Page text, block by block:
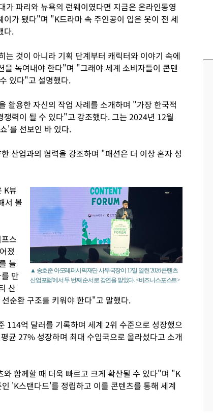
파리와 뉴욕의 런웨이였다면 지금은 온라인동영
가 됐다"며 "K드라마 속 주인공이 입은 옷이 전 세
다.
는 것이 아니라 기획 단계부터 캐릭터와 이야기 속에
을 녹여내야 한다"며 "그래야 세계 소비자들이 콘텐
있다"고 설명했다.
활용한 자신의 작업 사례를 소개하며 "가장 한국적
쟁력이 될 수 있다"고 강조했다. 그는 2024년 12월
'를 선보인 바 있다.
산업과의 협력을 강조하며 "패션은 더 이상 혼자 성
▲ 송호준 아모레퍼시픽재단 사무국장이 17일 열린 '2026 콘텐츠
산업포럼'에서 두 번째 순서로 강연을 맡았다. <비즈니스포스트>
K뷰
서 볼
스
졌
늘
만
산
순환 구조를 키워야 한다"고 말했다.
114억 달러를 기록하며 세계 2위 수준으로 성장했으
균 27% 성장하며 최대 수입국으로 올라섰다고 소개
함께할 때 더욱 빠르고 크게 확산될 수 있다"며 "K
'K스탠다드'를 정립하고 이를 콘텐츠를 통해 세계